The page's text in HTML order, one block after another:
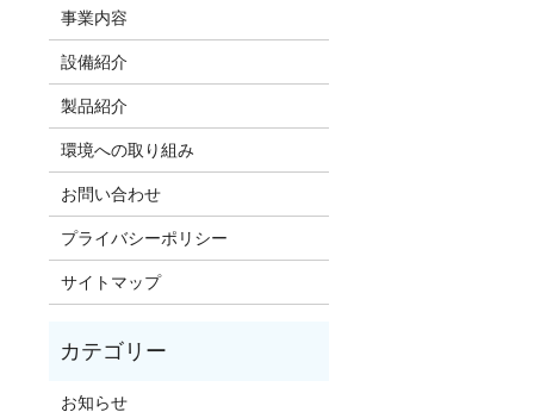
事業内容
設備紹介
製品紹介
環境への取り組み
お問い合わせ
プライバシーポリシー
サイトマップ
お知らせ